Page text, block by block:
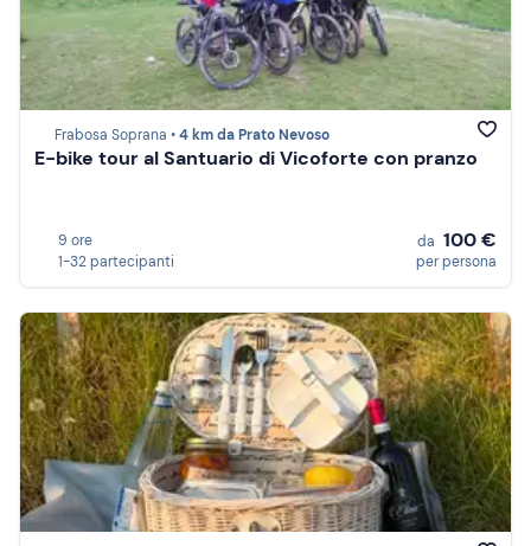
Frabosa Soprana •4 km da Prato Nevoso
E-bike tour al Santuario di Vicoforte con pranzo
9 ore
1-32 partecipanti
da 100 €
per persona